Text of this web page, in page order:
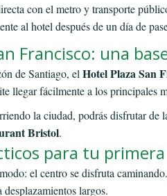
con el metro y transporte
al hotel después de un día de
Francisco: una
de Santiago, el Hotel Plaza San
llegar fácilmente a los principales
la ciudad, podrás disfrutar de
Bristol.
para tu
el centro se disfruta caminando.
largos.